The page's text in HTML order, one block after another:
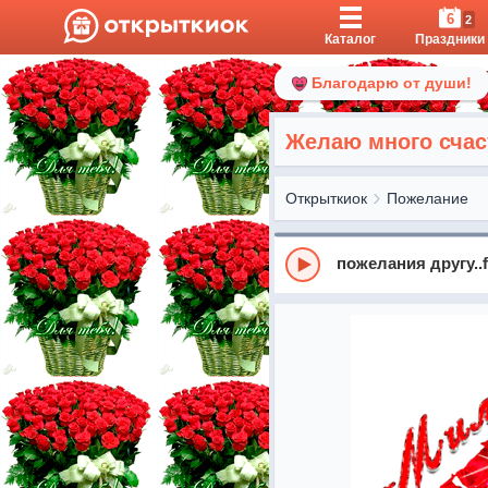
Каталог
6 2
Праздники
Благодарю от души!
Желаю много
Открыткиок Пожелание
пожелания